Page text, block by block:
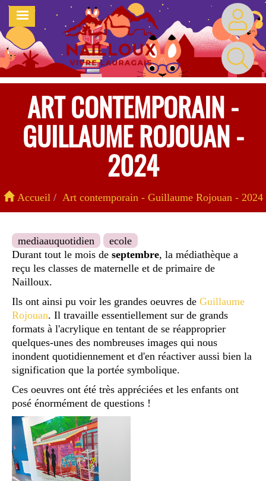
Aller
contenu
principal
MENU
ART CONTEMPORAIN -
GUILLAUME ROJOUAN -
2024
Accueil Art contemporain - Guillaume Rojouan - 2024
mediaauquotidien
ecole
Durant tout le mois de septembre, la médiathèque a
reçu les classes de maternelle et de primaire de
Nailloux.
Ils ont ainsi pu voir les grandes oeuvres de Guillaume
Rojouan. Il travaille essentiellement sur de grands
formats à l'acrylique en tentant de se réapproprier
quelques-unes des nombreuses images qui nous
inondent quotidiennement et d'en réactiver aussi bien la
signification que la portée symbolique.
Ces oeuvres ont été très appréciées et les enfants ont
posé énormément de questions !